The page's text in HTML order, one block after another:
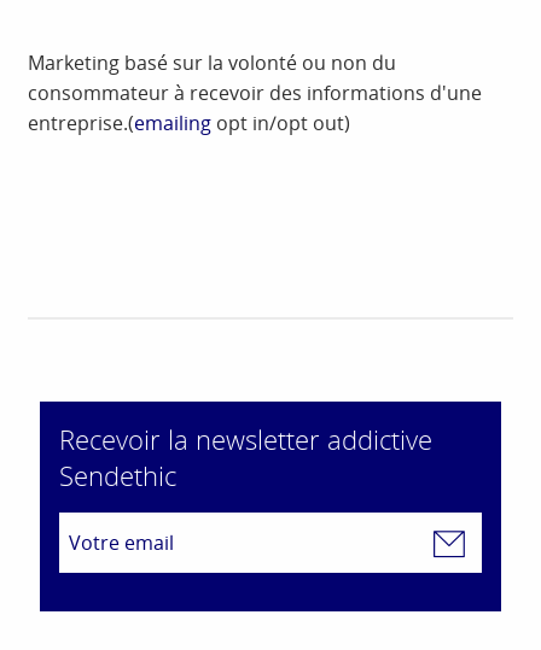
Marketing basé sur la volonté ou non du
consommateur à recevoir des informations d'une
entreprise.(emailing opt in/opt out)
Recevoir la newsletter addictive
Sendethic